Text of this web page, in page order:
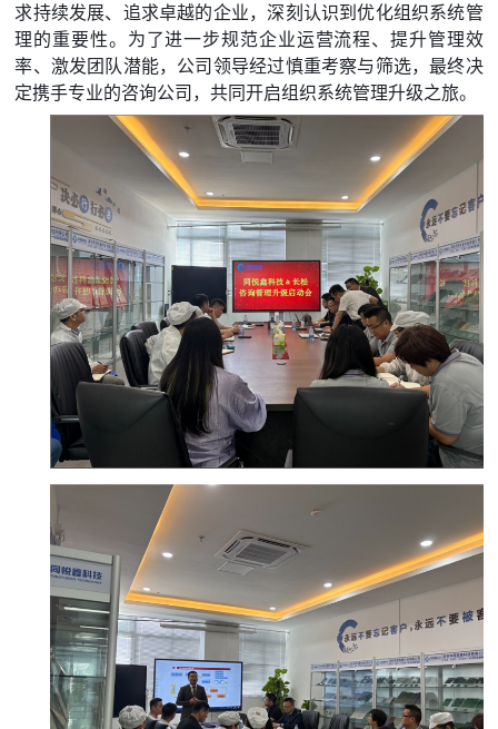
求持续发展、追求卓越的企业，深刻认识到优化组织系统管
理的重要性。为了进一步规范企业运营流程、提升管理效
率、激发团队潜能，公司领导经过慎重考察与筛选，最终决
定携手专业的咨询公司，共同开启组织系统管理升级之旅。